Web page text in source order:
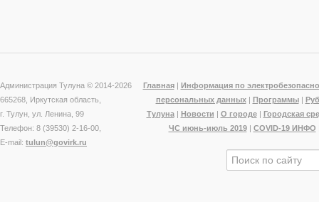
Администрация Тулуна © 2014-2026
665268, Иркутская область,
г. Тулун, ул. Ленина, 99
Телефон: 8 (39530) 2-16-00,
E-mail: tulun@govirk.ru
Главная| Информация по
персональных данных| Программы|
Тулуна| Новости | О городе| Городская
ЧС июнь-июль 2019| COVID-19 ИНФО